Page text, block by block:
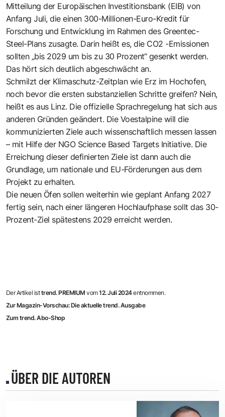
Mitteilung der Europäischen Investitionsbank (EIB) von
Anfang Juli, die einen 300-Millionen-Euro-Kredit für
Forschung und Entwicklung im Rahmen des Greentec-
Steel-Plans zusagte. Darin heißt es, die CO2 -Emissionen
sollten „bis 2029 um bis zu 30 Prozent“ gesenkt werden.
Das hört sich deutlich abgeschwächt an.
Schmilzt der Klimaschutz-Zeitplan wie Erz im Hochofen,
noch bevor die ersten substanziellen Schritte greifen? Nein,
heißt es aus Linz. Die offizielle Sprachregelung hat sich aus
anderen Gründen geändert. Die Voestalpine will die
kommunizierten Ziele auch wissenschaftlich messen lassen
– mit Hilfe der NGO Science Based Targets Initiative. Die
Erreichung dieser definierten Ziele ist dann auch die
Grundlage, um nationale und EU-Förderungen aus dem
Projekt zu erhalten.
Die neuen Öfen sollen weiterhin wie geplant Anfang 2027
fertig sein, nach einer längeren Hochlaufphase sollt das 30-
Prozent-Ziel spätestens 2029 erreicht werden.
Der Artikel isttrend. PREMIUMvom12. Juli 2024entnommen.
Zur Magazin-Vorschau: Die aktuelle trend. Ausgabe
Zum trend. Abo-Shop
ÜBER DIE AUTOREN